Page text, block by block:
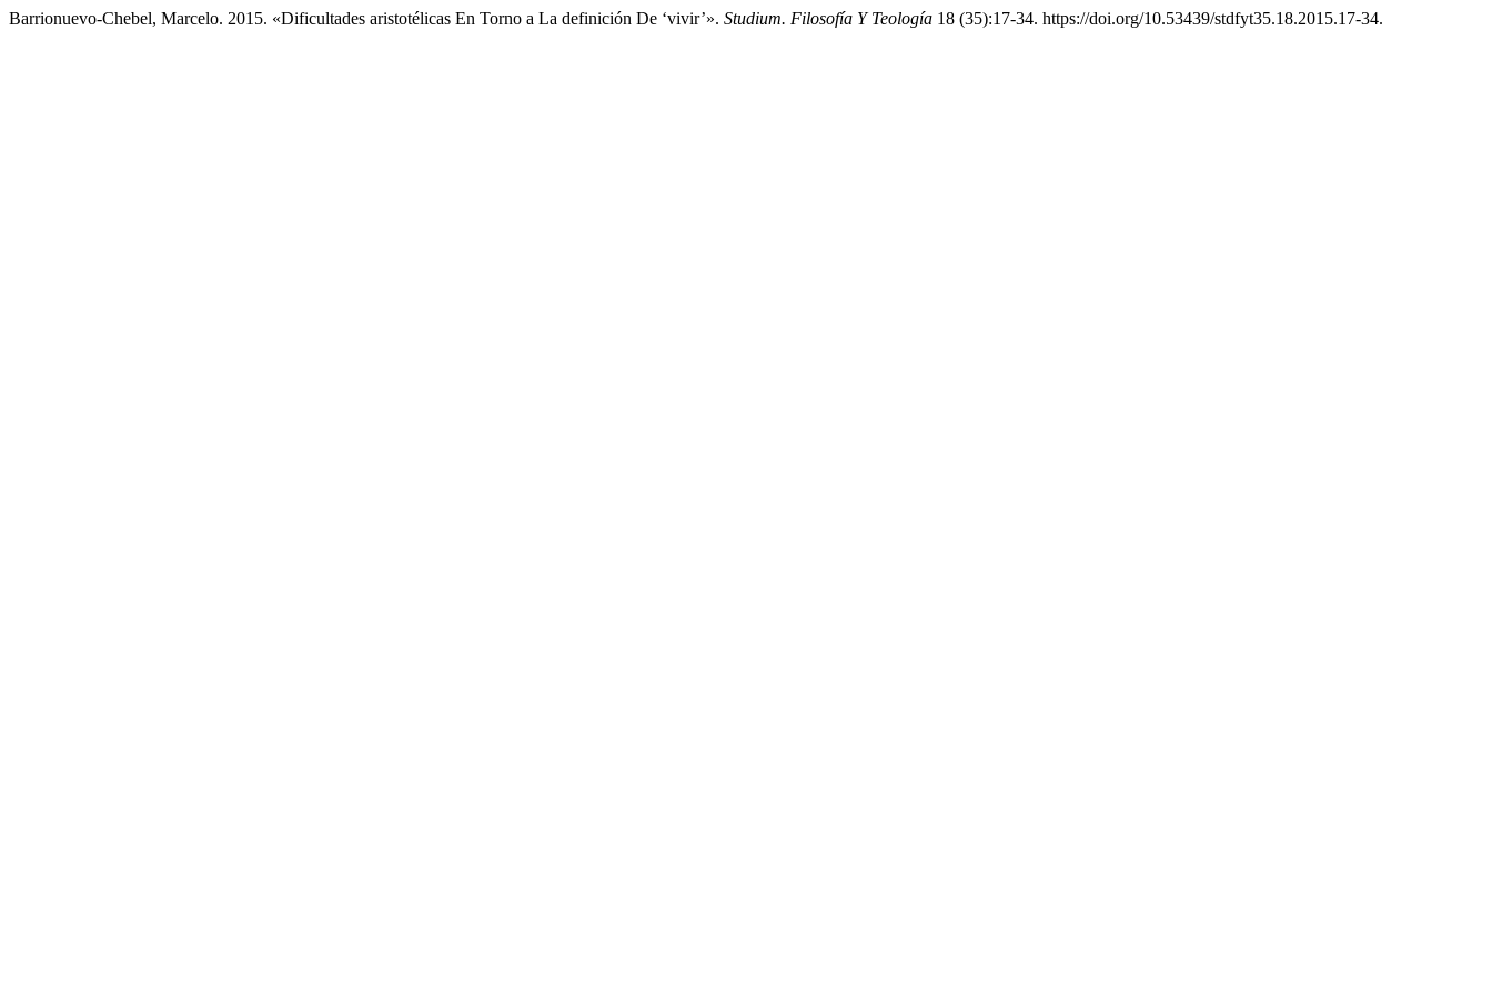
Barrionuevo-Chebel, Marcelo. 2015. «Dificultades aristotélicas En Torno a La definición De ‘vivir’». Studium. Filosofía Y Teología 18 (35):17-34. https://doi.org/10.53439/stdfyt35.18.2015.17-34.